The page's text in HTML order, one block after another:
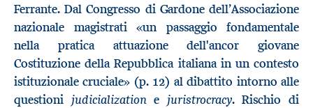
Ferrante. Dal Congresso di Gardone dell’Associazione
nazionale magistrati «un passaggio fondamentale
nella pratica attuazione dell'ancor giovane
Costituzione della Repubblica italiana in un contesto
istituzionale cruciale» (p. 12) al dibattito intorno alle
questioni judicializatione juristrocracy. Rischio di